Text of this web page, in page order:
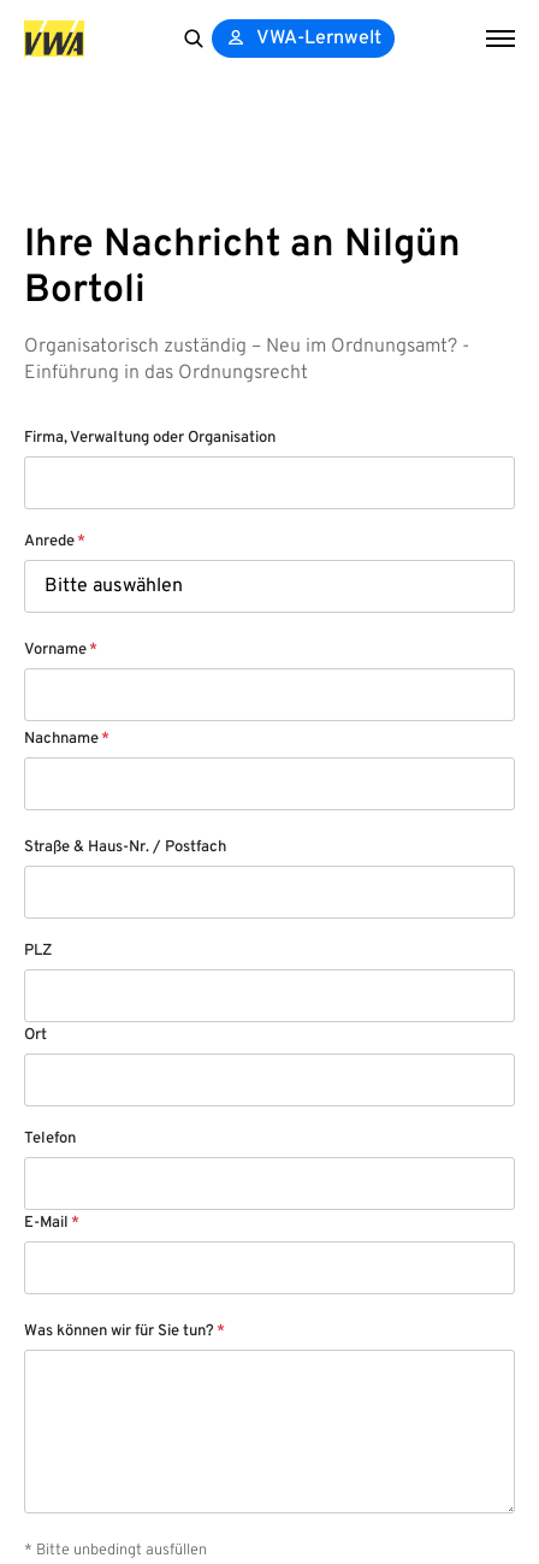
VWA-Lernwelt
Ihre Nachricht an Nilgün
Bortoli
Organisatorisch zuständig – Neu im Ordnungsamt? -
Einführung in das Ordnungsrecht
Firma, Verwaltung oder Organisation
Anrede*
Vorname*
Nachname*
Straße & Haus-Nr. / Postfach
PLZ
Ort
Telefon
E-Mail *
Was können wir für Sie tun? *
* Bitte unbedingt ausfüllen